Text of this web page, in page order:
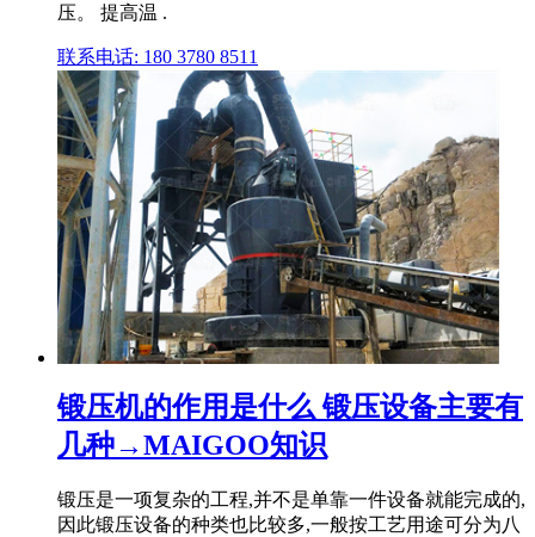
压。 提高温 .
联系电话: 180 3780 8511
锻压机的作用是什么 锻压设备主要有
几种→MAIGOO知识
锻压是一项复杂的工程,并不是单靠一件设备就能完成的,
因此锻压设备的种类也比较多,一般按工艺用途可分为八